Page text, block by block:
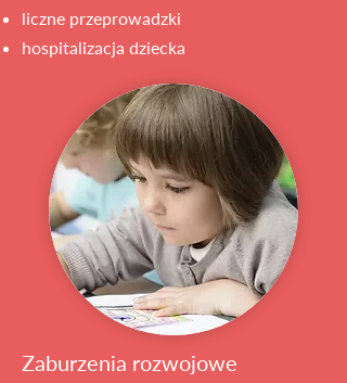
liczne przeprowadzki
hospitalizacja dziecka
Zaburzenia rozwojowe